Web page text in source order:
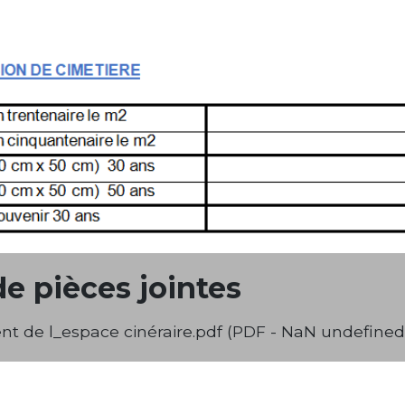
pièces jointes
de l_espace cinéraire.pdf (PDF - NaN